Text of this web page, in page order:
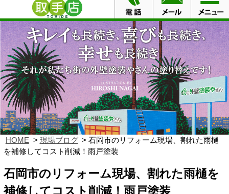
HOME 現場ブログ
石岡市のリフォーム現場、割れた雨樋
を補修してコスト削減！雨戸塗装
石岡市のリフォーム現場、割れた雨樋を
補修してコスト削減！雨戸塗装